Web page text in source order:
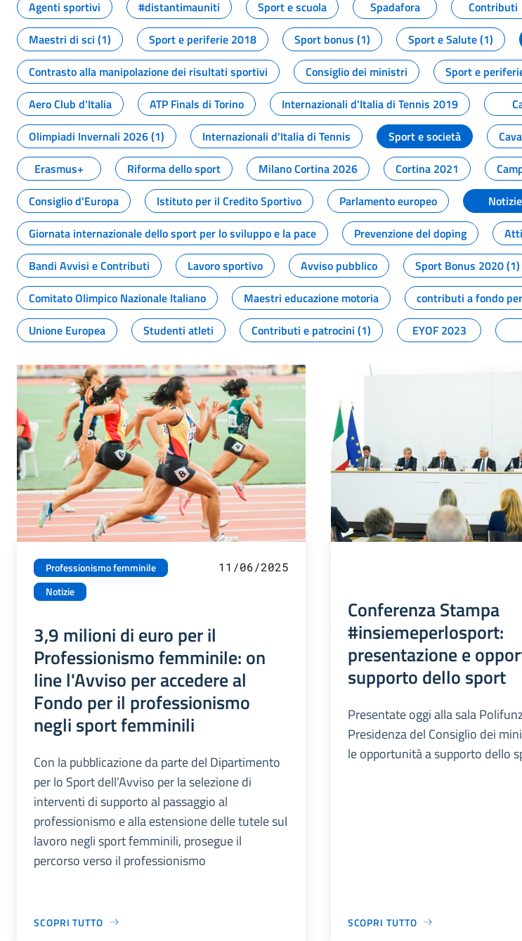
Agenti sportivi
#distantimauniti Sport e scuola Spadafora Contributi
Maestri di sci (1)
Sport e periferie 2018 Sport bonus (1) Sport e Salute (1)
Contrasto alla manipolazione dei risultati sportivi
Consiglio dei ministri Sport e
Aero Club d'Italia
ATP Finals di Torino Internazionali d'Italia di Tennis 2019
Olimpiadi Invernali 2026 (1)
Internazionali d'Italia di Tennis Sport e società
Erasmus+
Riforma dello sport Milano Cortina 2026 Cortina 2021
Consiglio d'Europa
Istituto per il Credito Sportivo Parlamento europeo Notizie
Giornata internazionale dello sport per lo sviluppo e la pace
Prevenzione del doping
Bandi Avvisi e Contributi
Lavoro sportivo Avviso pubblico Sport Bonus 2020 (1)
Comitato Olimpico Nazionale Italiano
Maestri educazione motoria contributi a fondo
Unione Europea
Studenti atleti Contributi e patrocini (1) EYOF 2023
Professionismo femminile
Notizie
11/06/2025
3,9 milioni di euro per il
Professionismo femminile: on
line l'Avviso per accedere al
Fondo per il professionismo
negli sport femminili
Con la pubblicazione da parte del Dipartimento
per lo Sport dell’Avviso per la selezione di
interventi di supporto al passaggio al
professionismo e alla estensione delle tutele sul
lavoro negli sport femminili, prosegue il
percorso verso il professionismo
SCOPRI TUTTO
Conferenza Stampa
#insiemeperlosport:
presentazione e
supporto dello sport
Presentate oggi alla sala
Presidenza del Consiglio dei
le opportunità a supporto dello
SCOPRI TUTTO